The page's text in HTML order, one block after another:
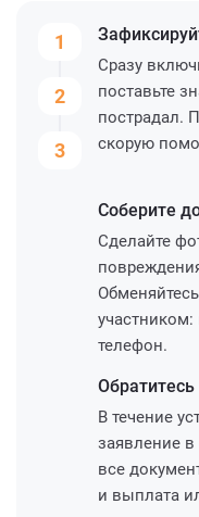
1
2
3
Сразу
поставьте
пострадал.
скорую
Соберите
Сделайте
телефон.
Обратитесь
В течение
заявление
все
и выплата